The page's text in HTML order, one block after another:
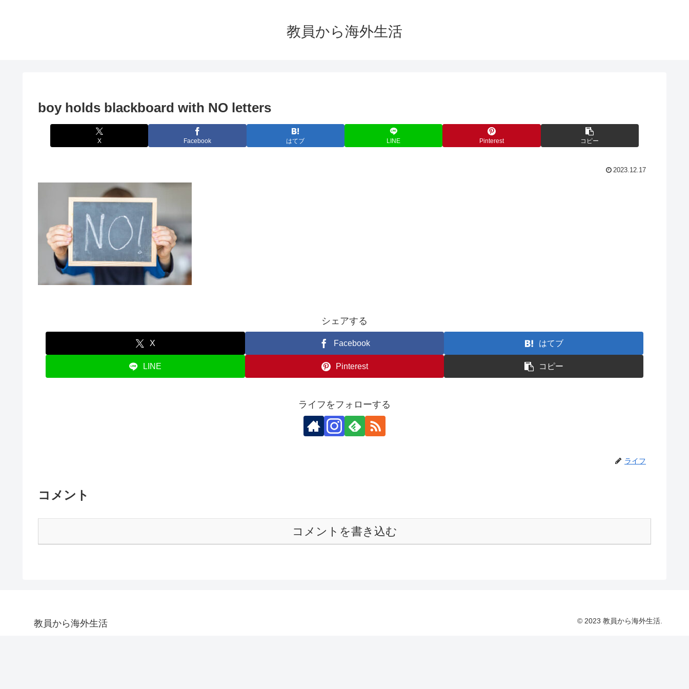
教員から海外生活
boy holds blackboard with NO letters
X Facebook はてブ LINE Pinterest コピー
2023.12.17
シェアする
X Facebook はてブ
LINE Pinterest コピー
ライフをフォローする
ライフ
コメント
コメントを書き込む
教員から海外生活 © 2023 教員から海外生活.